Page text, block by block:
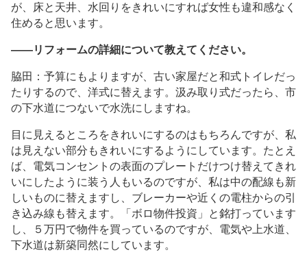
が、床と天井、水回りをきれいにすれば女性も違和感なく
住めると思います。
――リフォームの詳細について教えてください。
脇田：予算にもよりますが、古い家屋だと和式トイレだっ
たりするので、洋式に替えます。汲み取り式だったら、市
の下水道につないで水洗にしますね。
目に見えるところをきれいにするのはもちろんですが、私
は見えない部分もきれいにするようにしています。たとえ
ば、電気コンセントの表面のプレートだけつけ替えてきれ
いにしたように装う人もいるのですが、私は中の配線も新
しいものに替えますし、ブレーカーや近くの電柱からの引
き込み線も替えます。「ボロ物件投資」と銘打っています
し、５万円で物件を買っているのですが、電気や上水道、
下水道は新築同然にしています。